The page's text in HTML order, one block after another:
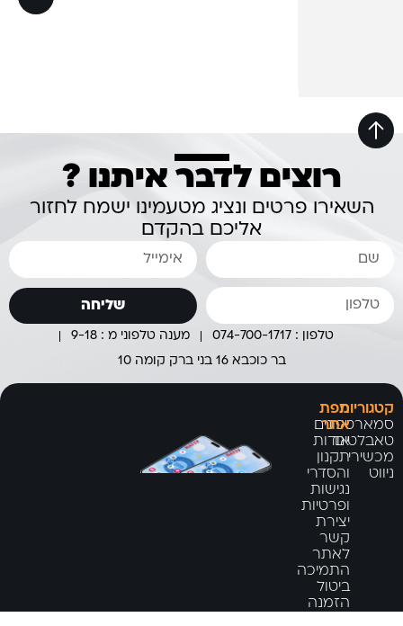
רוצים לדבר איתנו ?
השאירו פרטים ונציג מטעמינו ישמח לחזור
אליכם בהקדם
שליחה
טלפון : 074-700-1717 מענה טלפוני מ : 9-18
בר כוכבא 16 בני ברק קומה 10
קטגוריות
סמארטפונים
טאבלטים
מכשירי
ניווט
מפת
אתר
אודות
תקנון
והסדרי
נגישות
ופרטיות
יצירת
קשר
לאתר
התמיכה
ביטול
הזמנה